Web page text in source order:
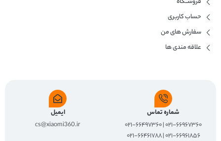
حساب کاربری
سفارش های من
علاقه مندی ها
شماره تماس
۰۲۱-۶۶۹۶۷۳۶۰ | ۰۲۱-۶۶۴۹۷۳۶۰
۰۲۱-۶۶۹۶۱۸۵۶ | ۰۲۱-۶۶۴۶۱۷۸۸
ایمیل
cs@xiaomi360.ir